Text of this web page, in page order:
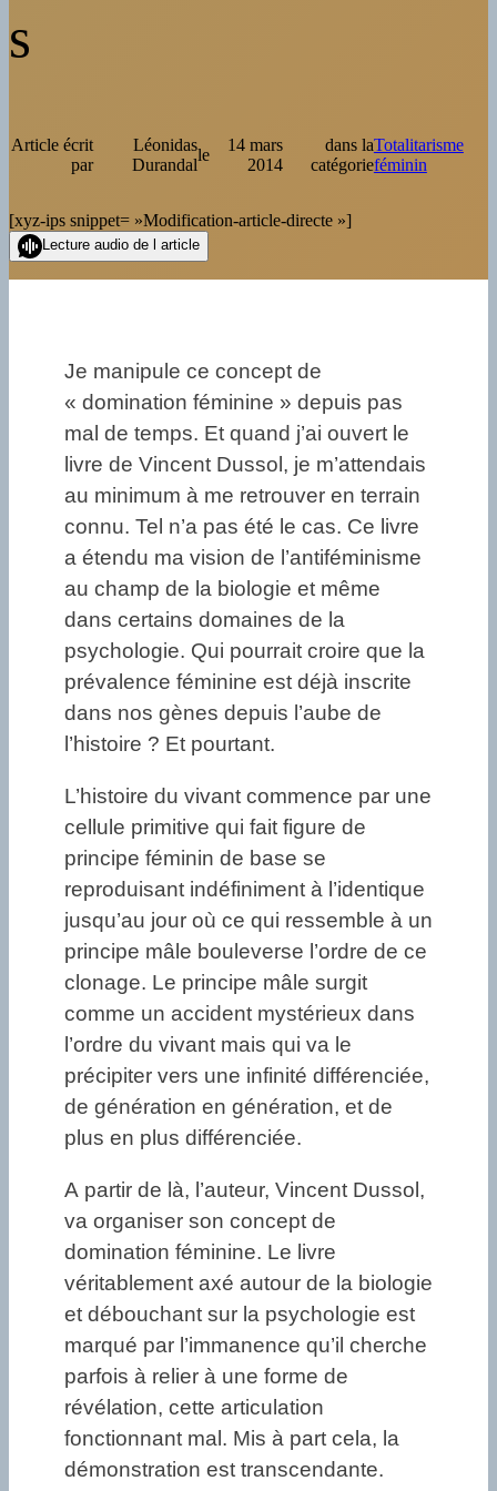
s
Article écrit
par
Léonidas
Durandal
le
14 mars
2014
dans la
catégorie
Totalitarisme
féminin
[xyz-ips snippet= »Modification-article-directe »]
Lecture audio de l article
Je manipule ce concept de
« domination féminine » depuis pas
mal de temps. Et quand j’ai ouvert le
livre de Vincent Dussol, je m’attendais
au minimum à me retrouver en terrain
connu. Tel n’a pas été le cas. Ce livre
a étendu ma vision de l’antiféminisme
au champ de la biologie et même
dans certains domaines de la
psychologie. Qui pourrait croire que la
prévalence féminine est déjà inscrite
dans nos gènes depuis l’aube de
l’histoire ? Et pourtant.
L’histoire du vivant commence par une
cellule primitive qui fait figure de
principe féminin de base se
reproduisant indéfiniment à l’identique
jusqu’au jour où ce qui ressemble à un
principe mâle bouleverse l’ordre de ce
clonage. Le principe mâle surgit
comme un accident mystérieux dans
l’ordre du vivant mais qui va le
précipiter vers une infinité différenciée,
de génération en génération, et de
plus en plus différenciée.
A partir de là, l’auteur, Vincent Dussol,
va organiser son concept de
domination féminine. Le livre
véritablement axé autour de la biologie
et débouchant sur la psychologie est
marqué par l’immanence qu’il cherche
parfois à relier à une forme de
révélation, cette articulation
fonctionnant mal. Mis à part cela, la
démonstration est transcendante.